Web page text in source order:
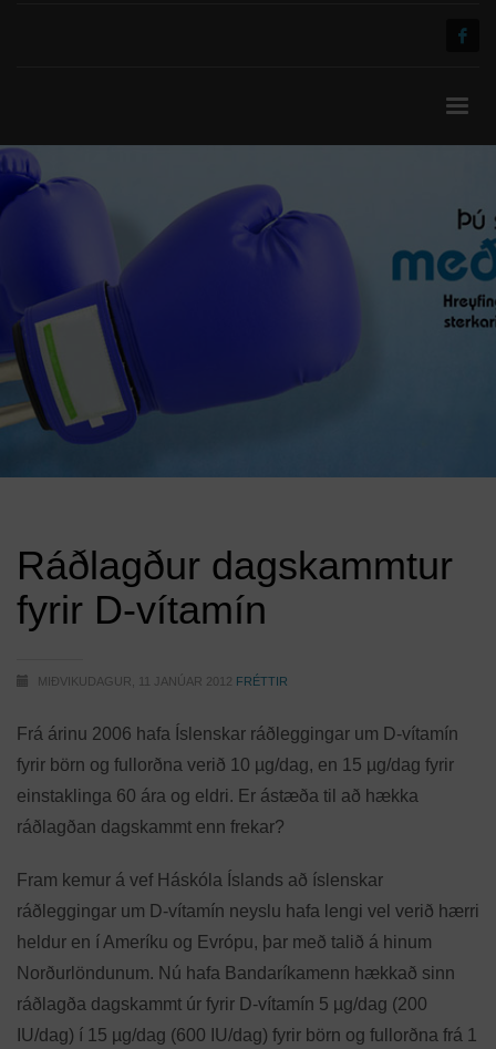
Ráðlagður dagskammtur
fyrir D-vítamín
MIÐVIKUDAGUR, 11 JANÚAR 2012 FRÉTTIR
Frá árinu 2006 hafa Íslenskar ráðleggingar um D-vítamín
fyrir börn og fullorðna verið 10 µg/dag, en 15 µg/dag fyrir
einstaklinga 60 ára og eldri. Er ástæða til að hækka
ráðlagðan dagskammt enn frekar?
Fram kemur á vef Háskóla Íslands að íslenskar
ráðleggingar um D-vítamín neyslu hafa lengi vel verið hærri
heldur en í Ameríku og Evrópu, þar með talið á hinum
Norðurlöndunum. Nú hafa Bandaríkamenn hækkað sinn
ráðlagða dagskammt úr fyrir D-vítamín 5 µg/dag (200
IU/dag) í 15 µg/dag (600 IU/dag) fyrir börn og fullorðna frá 1